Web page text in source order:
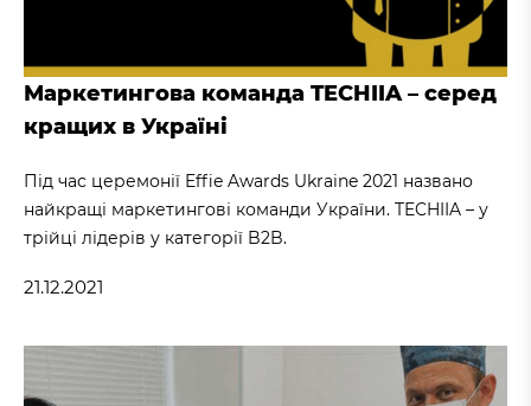
Маркетингова команда TECHIIA – серед
кращих в Україні
Під час церемонії Effie Awards Ukraine 2021 названо
найкращі маркетингові команди України. TECHIIA – у
трійці лідерів у категорії B2B.
21.12.2021